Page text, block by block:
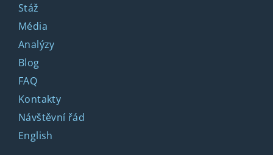
Stáž
Média
Analýzy
Blog
FAQ
Kontakty
Návštěvní řád
English